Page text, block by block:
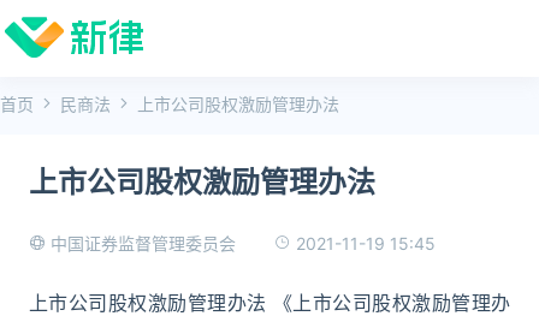
首页 民商法 上市公司股权激励管理办法
上市公司股权激励管理办法
中国证券监督管理委员会 2021-11-19 15:45
上市公司股权激励管理办法 《上市公司股权激励管理办